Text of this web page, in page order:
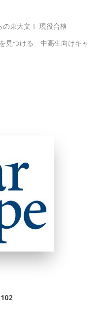
の東大文Ⅰ 現役合格
見つける 中高生向けキャ